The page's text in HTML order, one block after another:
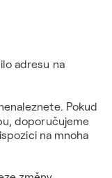
adresu na
Pokud
doporučujeme
na mnoha